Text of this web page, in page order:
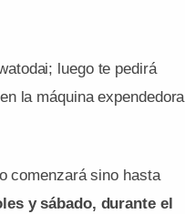
luego te pedirá
la máquina expendedora
comenzará sino hasta
y sábado, durante el